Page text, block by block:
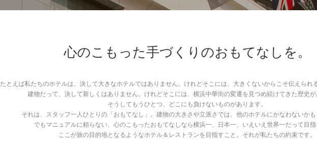
心のこもった手づくりのおもてなしを。
たとえば私たちのホテルは、決して大きなホテルではありません。けれどそこには、大きくないからこそ伝えられ
建物だって、決して新しくはありません。けれどそこには、横浜中華街の変遷を見つめ続けてきた歴史が
そうしてもうひとつ、どこにも負けないものがあります。
それは、スタッフ一人ひとりの「おもてなし」。建物の大きさや立派さでは、他のホテルにかなわないかも
でもマニュアルに頼らない、心のこもったおもてなしなら横浜一、日本一、いえいえ世界一だって目指
ここが旅の目的地となるようなホテル＆レストランを目指すこと。それが私たちの約束です。